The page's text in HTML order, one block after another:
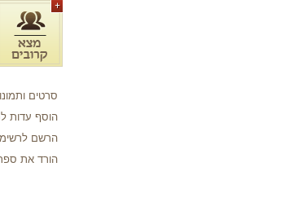
סרטים
הוסף עדות
הרשם
הורד את